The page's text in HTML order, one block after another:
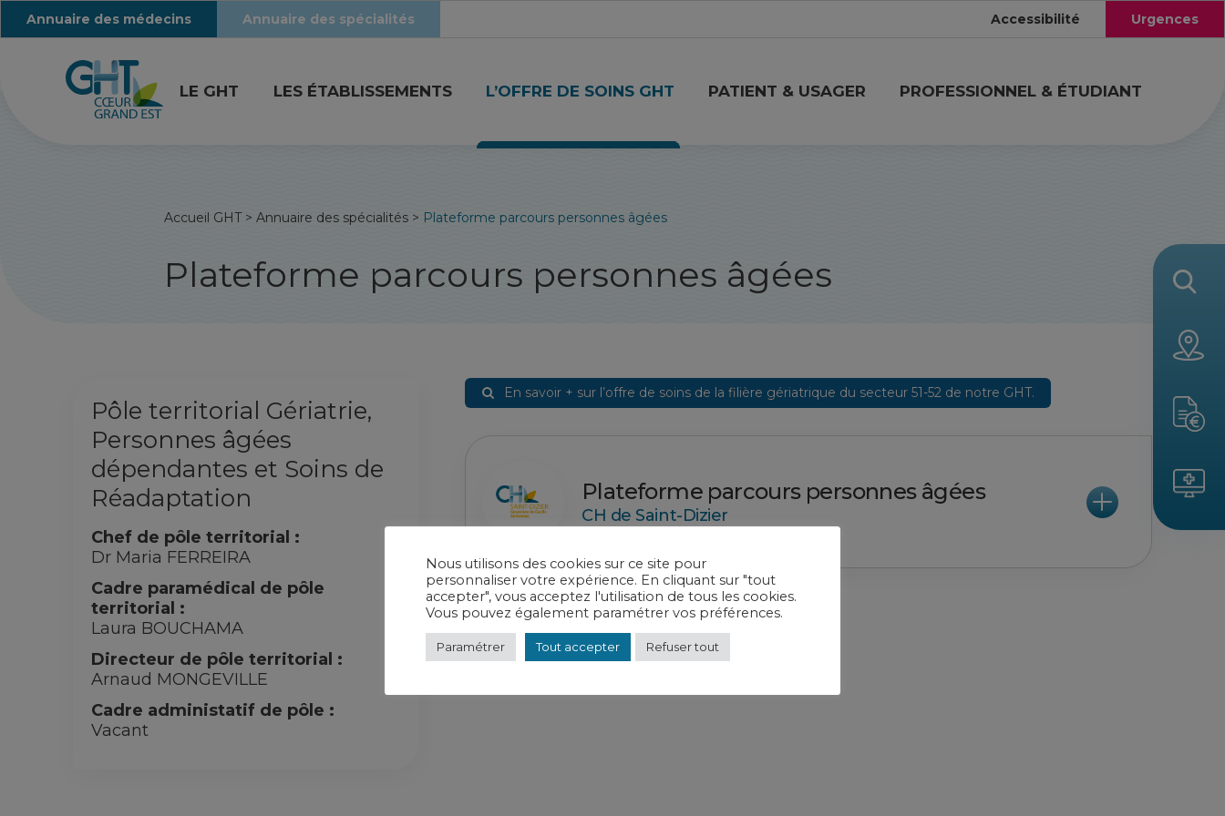
Annuaire des médecins Annuaire des spécialités Accessibilité Urgences
LE GHT LES ÉTABLISSEMENTS L’OFFRE DE SOINS GHT PATIENT & USAGER PROFESSIONNEL & ÉTUDIANT
Accueil GHT> Annuaire des spécialités > Plateforme parcours personnes âgées
Plateforme parcours personnes âgées
Pôle territorial Gériatrie,
Personnes âgées
dépendantes et Soins de
Réadaptation
Chef de pôle territorial :
Dr Maria FERREIRA
Cadre paramédical de pôle
territorial :
Laura BOUCHAMA
Directeur de pôle territorial :
Arnaud MONGEVILLE
Cadre administatif de pôle :
Vacant
En savoir + sur l’offre de soins de la filière gériatrique du secteur 51-52 de notre GHT.
Plateforme parcours personnes âgées
CH de Saint-Dizier
Nous utilisons des cookies sur ce site pour
personnaliser votre expérience. En cliquant sur "tout
accepter", vous acceptez l'utilisation de tous les cookies.
Vous pouvez également paramétrer vos préférences.
Paramétrer Tout accepter Refuser tout